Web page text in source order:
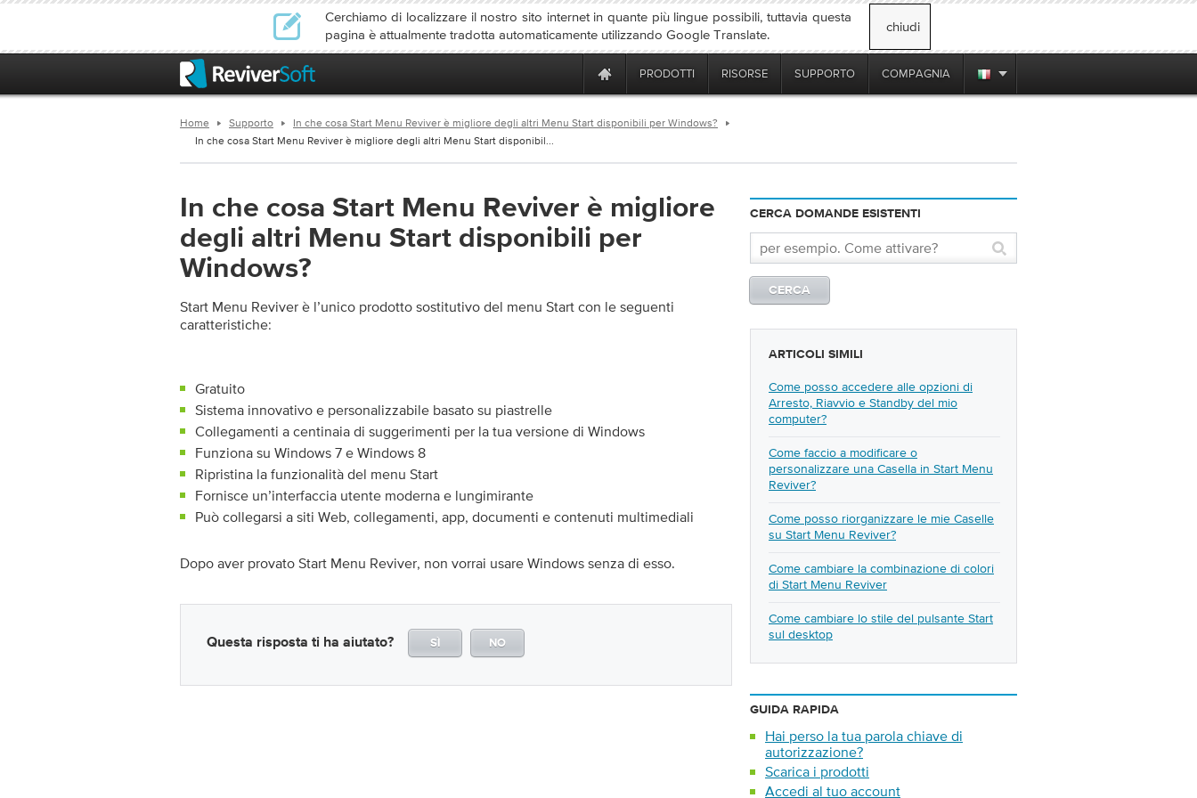
Cerchiamo di localizzare il nostro sito internet in quante più lingue possibili, tuttavia questa
pagina è attualmente tradotta automaticamente utilizzando Google Translate.
chiudi
PRODOTTI RISORSE SUPPORTO COMPAGNIA
Home Supporto
In che cosa Start Menu Reviver è migliore degli altri Menu Start disponibili per Windows?
In che cosa Start Menu Reviver è migliore degli altri Menu Start disponibil...
In che cosa Start Menu Reviver è migliore
degli altri Menu Start disponibili per
Windows?
Start Menu Reviver è l’unico prodotto sostitutivo del menu Start con le seguenti
caratteristiche:
Gratuito
Sistema innovativo e personalizzabile basato su piastrelle
Collegamenti a centinaia di suggerimenti per la tua versione di Windows
Funziona su Windows 7 e Windows 8
Ripristina la funzionalità del menu Start
Fornisce un’interfaccia utente moderna e lungimirante
Può collegarsi a siti Web, collegamenti, app, documenti e contenuti multimediali
Dopo aver provato Start Menu Reviver, non vorrai usare Windows senza di esso.
Questa risposta ti ha aiutato? SÌ NO
CERCA DOMANDE ESISTENTI
ARTICOLI SIMILI
Come posso accedere alle opzioni di
Arresto, Riavvio e Standby del mio
computer?
Come faccio a modificare o
personalizzare una Casella in Start Menu
Reviver?
Come posso riorganizzare le mie Caselle
su Start Menu Reviver?
Come cambiare la combinazione di colori
di Start Menu Reviver
Come cambiare lo stile del pulsante Start
sul desktop
GUIDA RAPIDA
Hai perso la tua parola chiave di
autorizzazione?
Scarica i prodotti
Accedi al tuo account